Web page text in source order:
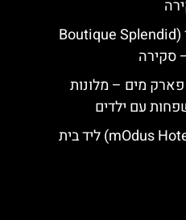
מלון ספלנדיד (Boutique Splendid
פארק מים – מלונות
עם ילדים
מלון מודוס (mOdus Hotel) ליד בית